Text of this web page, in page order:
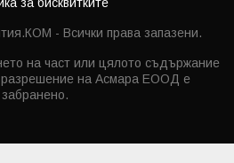
- Всички права запазени.
на част или цялото съдържание
разрешение на Асмара ЕООД е
забранено.